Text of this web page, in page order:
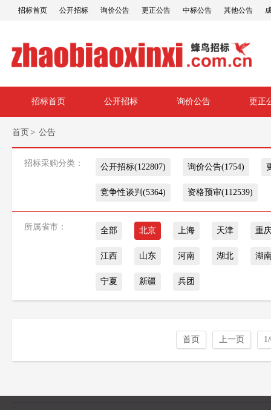
招标首页 公开招标 询价公告 更正公告 中标公告 其他公告
招标首页 公开招标 询价公告 更正
首页 > 公告
招标采购分类： 公开招标(122807) 询价公告(1754)
竞争性谈判(5364) 资格预审(112539)
所属省市： 全部 北京 上海 天津 重
江西 山东 河南 湖北 湖
宁夏 新疆 兵团
首页 上一页